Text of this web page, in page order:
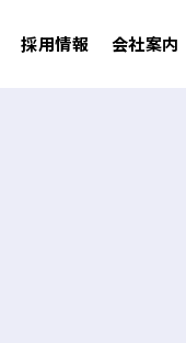
採用情報 会社案内